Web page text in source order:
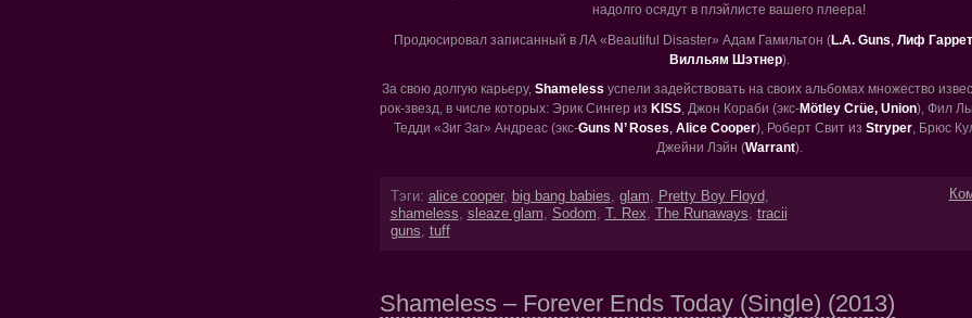
надолго осядут в плэйлисте вашего плеера!
Продюсировал записанный в ЛА «Beautiful Disaster» Адам Гамильтон (L.A. Guns Лиф
Вилльям Шэтнер).
За свою долгую карьеру, Shameless успели задействовать на своих альбомах множество
рок-звезд, в числе которых: Эрик Сингер из KISS, Джон Кораби (экс-Mötley Crüe, Union), Фил
Тедди «Зиг Заг» Андреас (экс-Guns N’ Roses, Alice Cooper), Роберт Свит из Stryper, Брюс
Джейни Лэйн (Warrant).
Тэги: alice cooper, big bang babies glam Pretty Boy Floyd
shameless
sleaze glam Sodom T. Rex The Runaways
tracii
guns
tuff
Shameless – Forever Ends Today (Single) (2013)